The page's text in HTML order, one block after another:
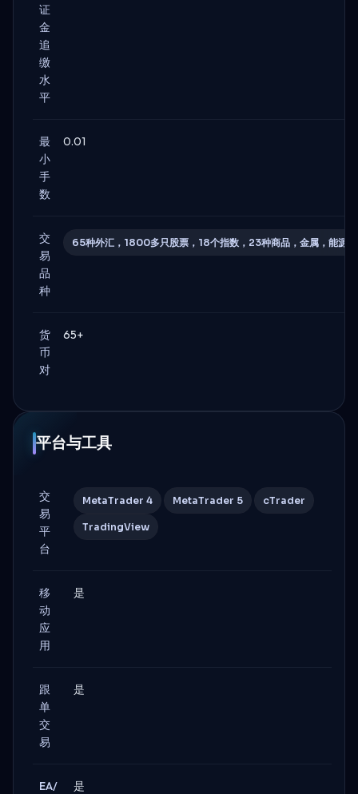
证
金
追
缴
水
平
最
小
手
数
0.01
交
易
品
种
65种外汇，1800多只股票，18个指数，23种商品，金属，能源
货
币
对
65+
平台与工具
交
易
平
台
MetaTrader 4 MetaTrader 5 cTrader
TradingView
移
动
应
用
是
跟
单
交
易
是
EA/
是